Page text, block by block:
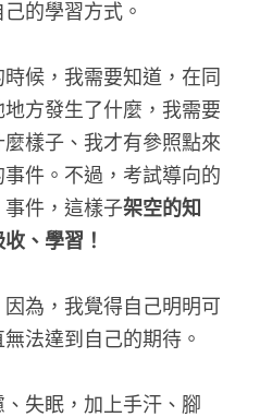
的學習方式。
候，我需要知道，在同
方發生了什麼，我需要
樣子、我才有參照點來
件。不過，考試導向的
件，這樣子架空的知
、學習！
為，我覺得自己明明可
法達到自己的期待。
失眠，加上手汗、腳